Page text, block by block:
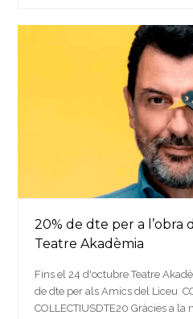
20% de dte per a l’obra
Teatre Akadèmia
Fins el 24 d'octubre Teatre
de dte per als Amics del Liceu
COLLECTIUSDTE20 Gràcies a la